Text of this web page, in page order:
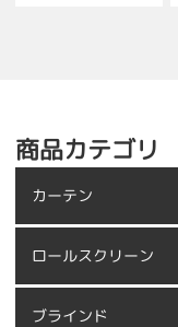
商品カテゴリ
カーテン
ロールスクリーン
ブラインド